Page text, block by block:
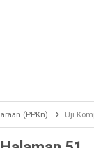
(PPKn) Uji